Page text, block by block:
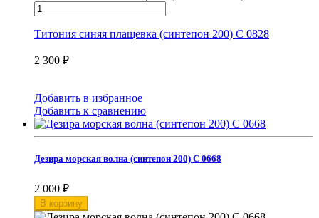
Титония синяя плащевка (синтепон 200) С 0828
2 300 ₽
Добавить в избранное
Добавить к сравнению
Дезира морская волна (синтепон 200) С 0668
2 000 ₽
В корзину